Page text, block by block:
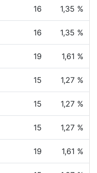
16 1,35 %
16 1,35 %
19 1,61 %
15 1,27 %
15 1,27 %
15 1,27 %
19 1,61 %